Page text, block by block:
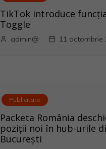
TikTok introduce
Toggle
admin@ 11 octombrie
Publicitate
Packeta România
poziții noi în hub-urile
București